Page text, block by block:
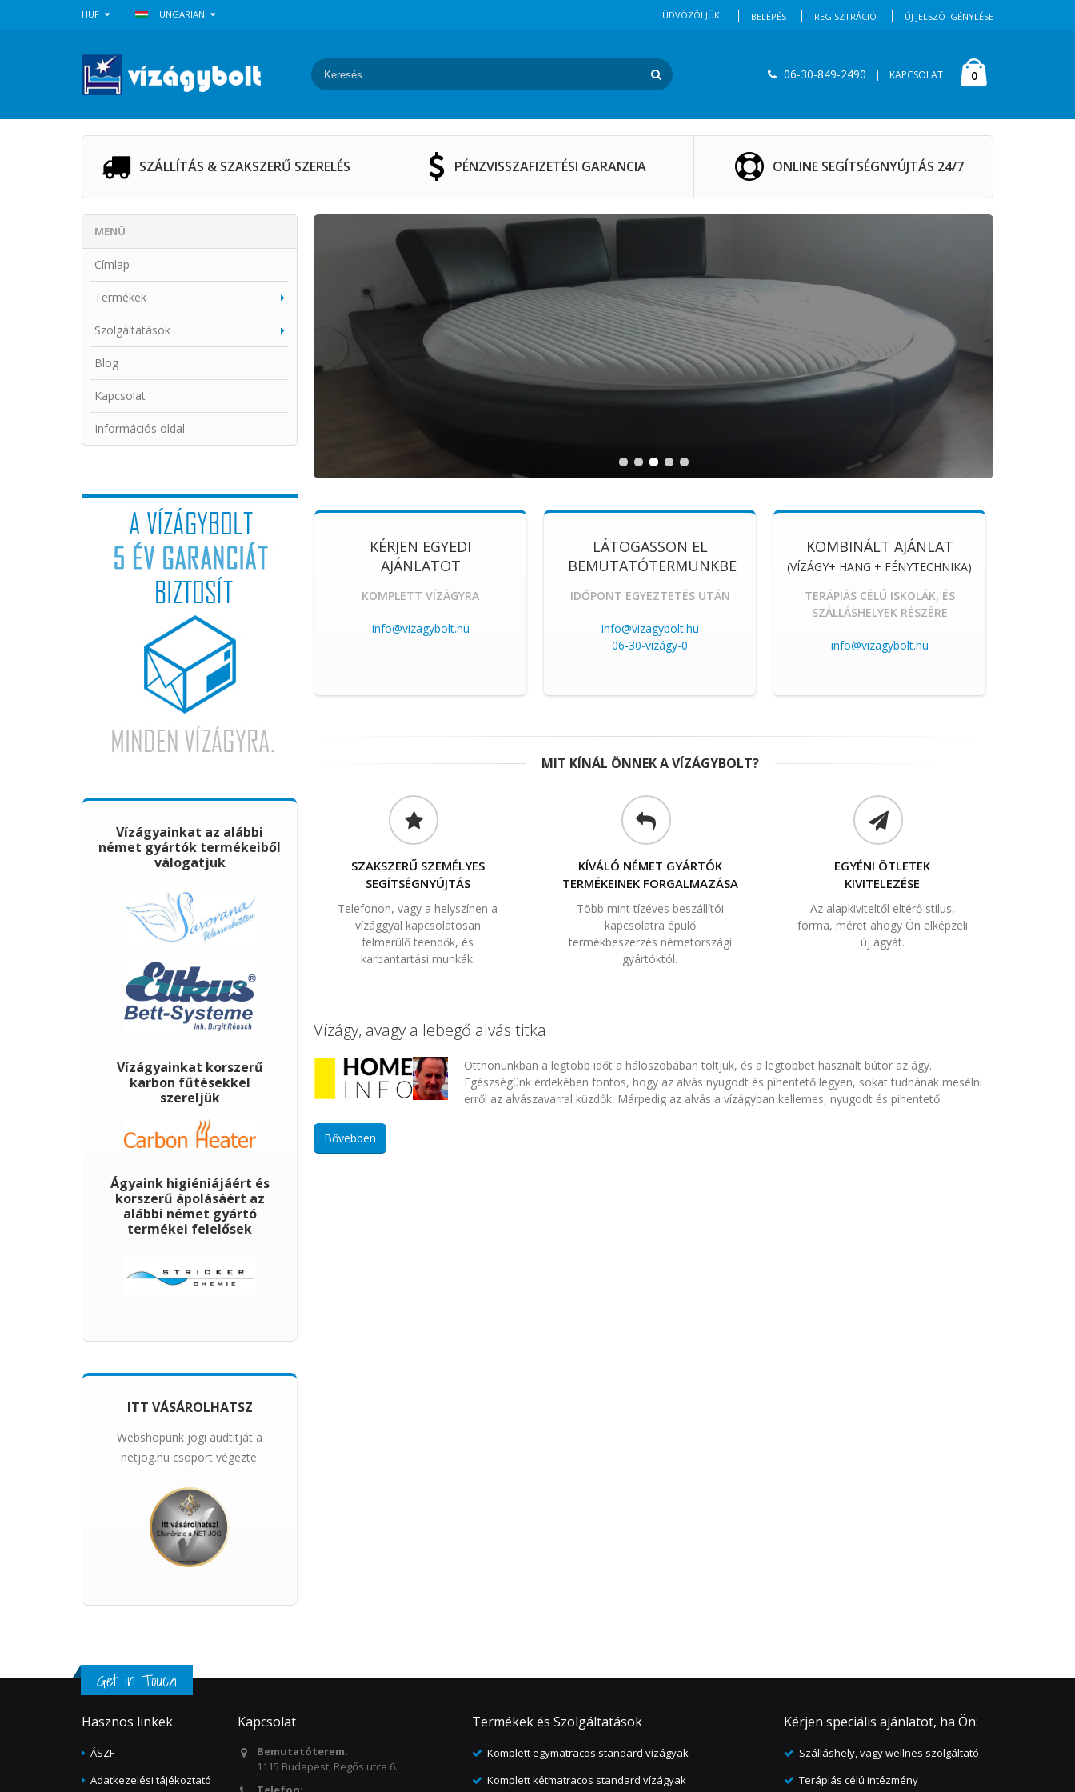
HUF HUNGARIAN BELÉPÉS REGISZTRÁCIÓ ÚJ JELSZÓ IGÉNYLÉSE
ÜDVÖZÖLJÜK!
06-30-849-2490 KAPCSOLAT 0
Keresés űrlap
SZÁLLÍTÁS & SZAKSZERŰ SZERELÉS PÉNZVISSZAFIZETÉSI GARANCIA ONLINE SEGÍTSÉGNYÚJTÁS 24/7
MENÜ
Címlap
Termékek
Szolgáltatások
Blog
Kapcsolat
Információs oldal
Vízágyainkat az alábbi
német gyártók termékeiből
válogatjuk
Vízágyainkat korszerű
karbon fűtésekkel
szereljük
Ágyaink higiéniájáért és
korszerű ápolásáért az
alábbi német gyártó
termékei felelősek
ITT VÁSÁROLHATSZ
Webshopunk jogi audtitját a
netjog.hu csoport végezte.
KÉRJEN EGYEDI
AJÁNLATOT
KOMPLETT VÍZÁGYRA
info@vizagybolt.hu
LÁTOGASSON EL
BEMUTATÓTERMÜNKBE
IDŐPONT EGYEZTETÉS UTÁN
info@vizagybolt.hu
06-30-vízágy-0
KOMBINÁLT AJÁNLAT
(VÍZÁGY+ HANG + FÉNYTECHNIKA)
TERÁPIÁS CÉLÚ ISKOLÁK, ÉS
SZÁLLÁSHELYEK RÉSZÉRE
info@vizagybolt.hu
MIT KÍNÁL ÖNNEK A VÍZÁGYBOLT?
SZAKSZERŰ SZEMÉLYES
SEGÍTSÉGNYÚJTÁS
Telefonon, vagy a helyszínen a
vízággyal kapcsolatosan
felmerülő teendők, és
karbantartási munkák.
KÍVÁLÓ NÉMET GYÁRTÓK
TERMÉKEINEK FORGALMAZÁSA
Több mint tízéves beszállítói
kapcsolatra épülő
termékbeszerzés németországi
gyártóktól.
EGYÉNI ÖTLETEK
KIVITELEZÉSE
Az alapkiviteltől eltérő stílus,
forma, méret ahogy Ön elképzeli
új ágyát.
Vízágy, avagy a lebegő alvás titka
Otthonunkban a legtöbb időt a hálószobában töltjük, és a legtöbbet használt bútor az ágy.
Egészségünk érdekében fontos, hogy az alvás nyugodt és pihentető legyen, sokat tudnának mesélni
erről az alvászavarral küzdők. Márpedig az alvás a vízágyban kellemes, nyugodt és pihentető.
Bővebben
Get in Touch
Hasznos linkek
ÁSZF
Adatkezelési tájékoztató
Kapcsolat
Bemutatóterem:
1115 Budapest, Regős utca 6.
Termékek és Szolgáltatások
Komplett egymatracos standard vízágyak
Komplett kétmatracos standard vízágyak
Kérjen speciális ajánlatot, ha Ön:
Szálláshely, vagy wellnes szolgáltató
Terápiás célú intézmény